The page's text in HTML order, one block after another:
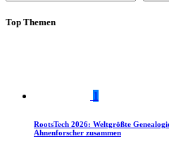
Top Themen
1
RootsTech 2026: Weltgrößte
Ahnenforscher zusammen